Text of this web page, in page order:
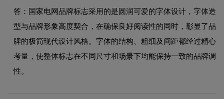
答：国家电网品牌标志采用的是圆润可爱的字体设计，字体造
型与品牌形象高度契合，在确保良好阅读性的同时，彰显了品
牌的极简现代设计风格。字体的结构、粗细及间距都经过精心
考量，使整体标志在不同尺寸和场景下均能保持一致的品牌调
性。